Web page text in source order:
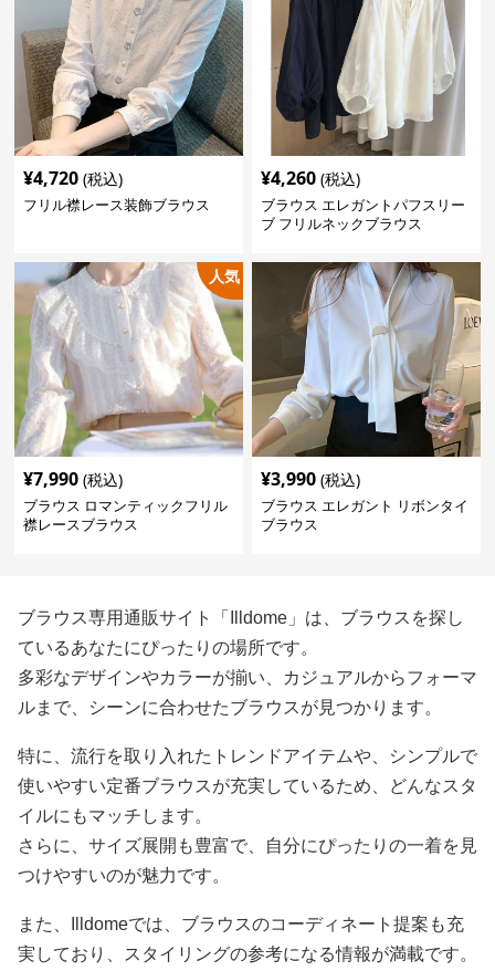
¥4,720 (税込)
フリル襟レース装飾ブラウス
¥4,260 (税込)
ブラウス エレガントパフスリー
ブ フリルネックブラウス
人気
¥7,990 (税込)
ブラウス ロマンティックフリル
襟レースブラウス
¥3,990 (税込)
ブラウス エレガント リボンタイ
ブラウス
ブラウス専用通販サイト「Illdome」は、ブラウスを探し
ているあなたにぴったりの場所です。
多彩なデザインやカラーが揃い、カジュアルからフォーマ
ルまで、シーンに合わせたブラウスが見つかります。
特に、流行を取り入れたトレンドアイテムや、シンプルで
使いやすい定番ブラウスが充実しているため、どんなスタ
イルにもマッチします。
さらに、サイズ展開も豊富で、自分にぴったりの一着を見
つけやすいのが魅力です。
また、Illdomeでは、ブラウスのコーディネート提案も充
実しており、スタイリングの参考になる情報が満載です。